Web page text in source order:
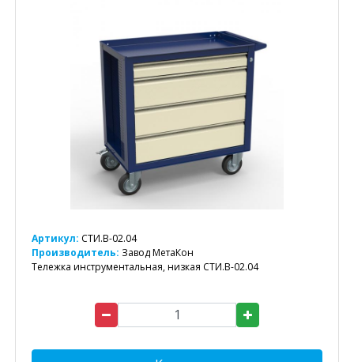
Артикул: СТИ.В-02.04
Производитель: Завод МетаКон
Тележка инструментальная, низкая СТИ.В-02.04